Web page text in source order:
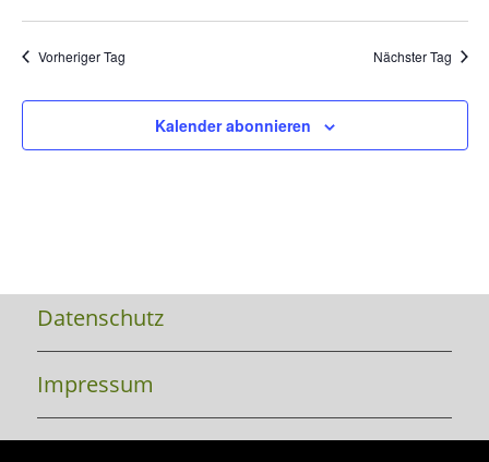
Vorheriger Tag Nächster Tag
Kalender abonnieren
Datenschutz
Impressum